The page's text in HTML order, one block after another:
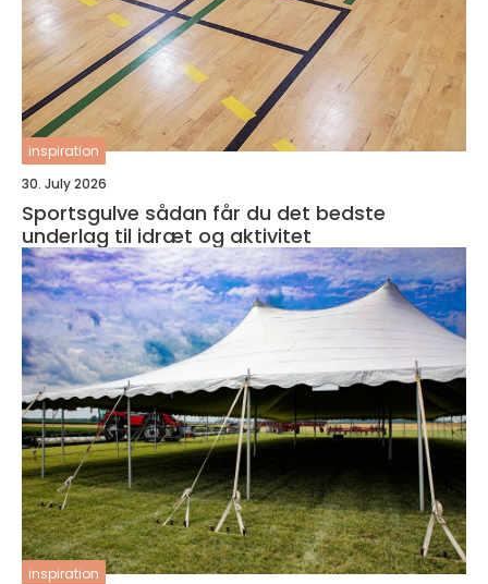
inspiration
30. July 2026
Sportsgulve sådan får du det bedste
underlag til idræt og aktivitet
inspiration